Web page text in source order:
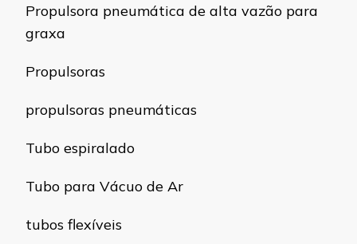
Propulsora pneumática de alta vazão para
graxa
Propulsoras
propulsoras pneumáticas
Tubo espiralado
Tubo para Vácuo de Ar
tubos flexíveis